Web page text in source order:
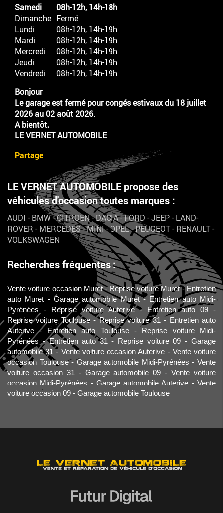
Samedi
08h-12h, 14h-18h
Dimanche Fermé
Lundi
08h-12h, 14h-19h
Mardi
08h-12h, 14h-19h
Mercredi
08h-12h, 14h-19h
Jeudi
08h-12h, 14h-19h
Vendredi
08h-12h, 14h-19h
Bonjour
Le garage est fermé pour congés estivaux du 18 juillet
2026 au 02 août 2026.
A bientôt,
LE VERNET AUTOMOBILE
Partage
LE VERNET AUTOMOBILE propose des
véhicules d'occasion toutes marques :
AUDI - BMW-CITROEN-DACIA-FORD -JEEP- LAND-
ROVER - MERCEDES-MINI-OPEL-PEUGEOT- RENAULT-
VOLKSWAGEN
Recherches fréquentes :
Vente voiture occasion Muret Reprise voiture Muret
Entretien
auto Muret
Garage automobile Muret
Entretien auto Midi-
Pyrénées
Reprise voiture Auterive
Entretien auto 09
Reprise voiture Toulouse
Reprise voiture 31
Entretien auto
Auterive
Entretien auto Toulouse
Reprise voiture Midi-
Pyrénées
Entretien auto 31 Reprise voiture 09
Garage
automobile 31
Vente voiture occasion Auterive
Vente voiture
occasion Toulouse
Garage automobile Midi-Pyrénées
Vente
voiture occasion 31
Garage automobile 09
Vente voiture
occasion Midi-Pyrénées
Garage automobile Auterive
Vente
voiture occasion 09
Garage automobile Toulouse